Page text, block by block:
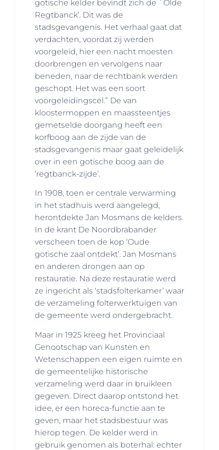
gotische kelder bevindt zich de `Olde
Regtbanck’. Dit was de
stadsgevangenis. Het verhaal gaat dat
verdachten, voordat zij werden
voorgeleid, hier een nacht moesten
doorbrengen en vervolgens naar
beneden, naar de rechtbank werden
geschopt. Het was een soort
voorgeleidingscel.” De van
kloostermoppen en maassteentjes
gemetselde doorgang heeft een
korfboog aan de zijde van de
stadsgevangenis maar gaat geleidelijk
over in een gotische boog aan de
‘regtbanck-zijde’.
In 1908, toen er centrale verwarming
in het stadhuis werd aangelegd,
herontdekte Jan Mosmans de kelders.
In de krant De Noordbrabander
verscheen toen de kop ‘Oude
gotische zaal ontdekt’. Jan Mosmans
en anderen drongen aan op
restauratie. Na deze restauratie werd
ze ingericht als ‘stadsfolterkamer’ waar
de verzameling folterwerktuigen van
de gemeente werd ondergebracht.
Maar in 1925 kreeg het Provinciaal
Genootschap van Kunsten en
Wetenschappen een eigen ruimte en
de gemeentelijke historische
verzameling werd daar in bruikleen
gegeven. Direct daarop ontstond het
idee, er een horeca-functie aan te
geven, maar het stadsbestuur was
hierop tegen. De kelder werd in
gebruik genomen als boterhal: echter